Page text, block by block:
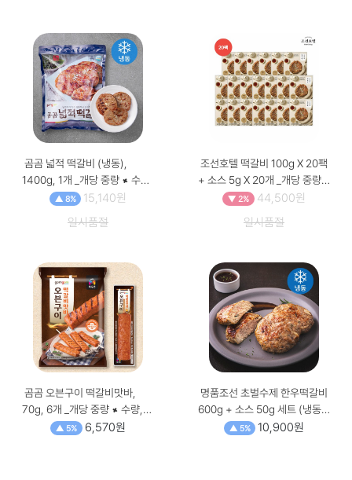
곰곰 넓적 떡갈비 (냉동),
1400g, 1개 _개당 중량 × 수량,
1.4kg × 1개
▲ 8%
15,140원
일시품절
조선호텔 떡갈비 100g X 20팩
+ 소스 5g X 20개 _개당 중량
× 수량, 100g × 20개
▼ 2%
44,500원
일시품절
곰곰 오븐구이 떡갈비맛바,
70g, 6개 _개당 중량 × 수량,
70g × 6개▲ 5% 6,570원
명품조선 초벌수제 한우떡갈비
600g + 소스 50g 세트 (냉동),
650g, 1세트 _개당 중량 × 수
▲ 5% 10,900원